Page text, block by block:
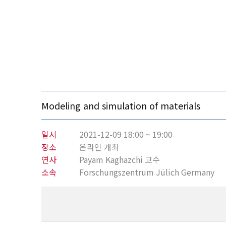
Modeling and simulation of materials
일시
2021-12-09 18:00 ~ 19:00
장소
온라인 개최
연사
Payam Kaghazchi 교수
소속
Forschungszentrum Jülich Germany